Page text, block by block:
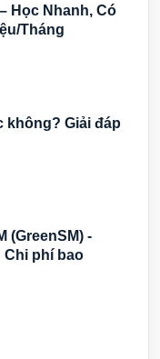
Học Nhanh, Có
Tháng
không? Giải đáp
(GreenSM) -
phí bao